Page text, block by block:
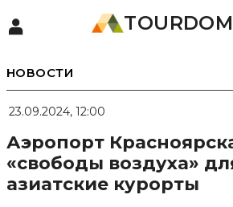
НОВОСТИ
23.09.2024, 12:00
Аэропорт
«свободы воздуха»
азиатские курорты